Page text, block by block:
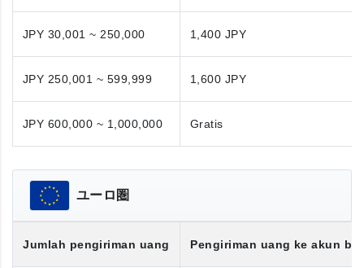
JPY 30,001 ~ 250,000 1,400 JPY
JPY 250,001 ~ 599,999 1,600 JPY
JPY 600,000 ~ 1,000,000 Gratis
ユーロ圏
Jumlah pengiriman uang Pengiriman uang ke akun